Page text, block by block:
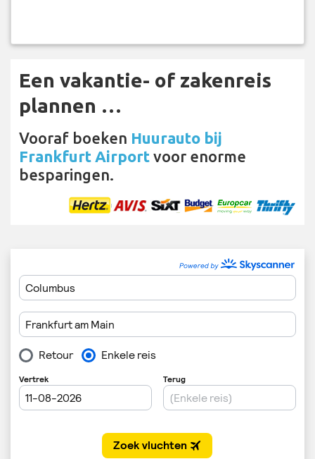
Een vakantie- of zakenreis
plannen …
Vooraf boeken Huurauto bij
Frankfurt Airport voor enorme
besparingen.